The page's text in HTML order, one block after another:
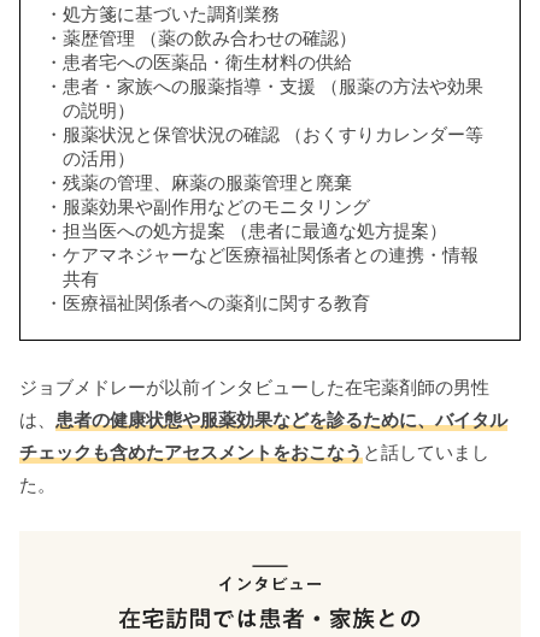
処方箋に基づいた調剤業務
薬歴管理 （薬の飲み合わせの確認）
患者宅への医薬品・衛生材料の供給
患者・家族への服薬指導・支援 （服薬の方法や効果
の説明）
服薬状況と保管状況の確認 （おくすりカレンダー等
の活用）
残薬の管理、麻薬の服薬管理と廃棄
服薬効果や副作用などのモニタリング
担当医への処方提案 （患者に最適な処方提案）
ケアマネジャーなど医療福祉関係者との連携・情報
共有
医療福祉関係者への薬剤に関する教育
ジョブメドレーが以前インタビューした在宅薬剤師の男性
は、 患者の健康状態や服薬効果などを診るために、バイタル
チェックも含めたアセスメントをおこなう と話していまし
た。